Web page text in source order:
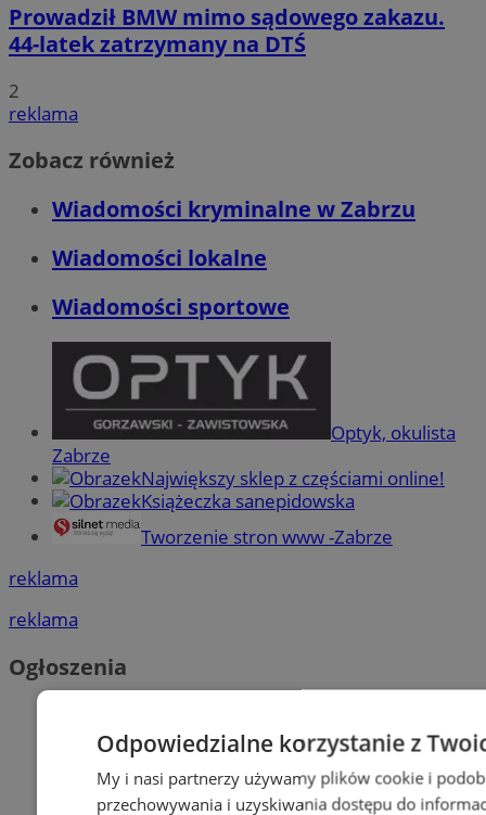
Prowadził BMW mimo sądowego zakazu.
44-latek zatrzymany na DTŚ
2
reklama
Zobacz również
Wiadomości kryminalne w Zabrzu
Wiadomości lokalne
Wiadomości sportowe
Optyk, okulista
Zabrze
Największy sklep z częściami online!
Książeczka sanepidowska
Tworzenie stron www -Zabrze
reklama
reklama
Ogłoszenia
Odpowiedzialne korzystanie z
My i nasi partnerzy używamy plików cookie i
przechowywania i uzyskiwania dostępu do